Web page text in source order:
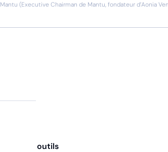
Mantu (Executive Chairman de Mantu, fondateur d’Aonia
Nos outils